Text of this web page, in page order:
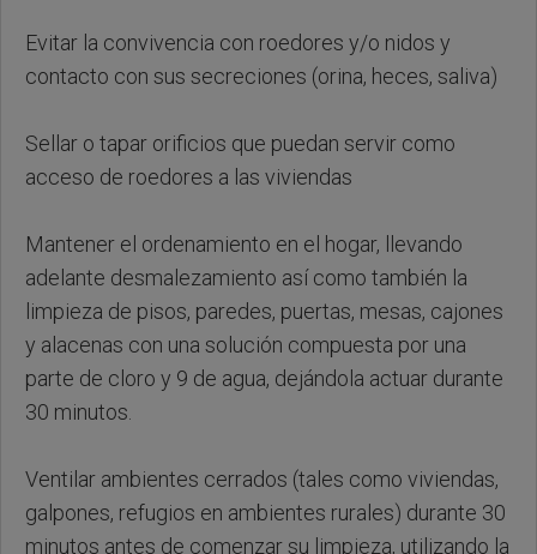
Evitar la convivencia con roedores y/o nidos y
contacto con sus secreciones (orina, heces, saliva)
Sellar o tapar orificios que puedan servir como
acceso de roedores a las viviendas
Mantener el ordenamiento en el hogar, llevando
adelante desmalezamiento así como también la
limpieza de pisos, paredes, puertas, mesas, cajones
y alacenas con una solución compuesta por una
parte de cloro y 9 de agua, dejándola actuar durante
30 minutos.
Ventilar ambientes cerrados (tales como viviendas,
galpones, refugios en ambientes rurales) durante 30
minutos antes de comenzar su limpieza, utilizando la